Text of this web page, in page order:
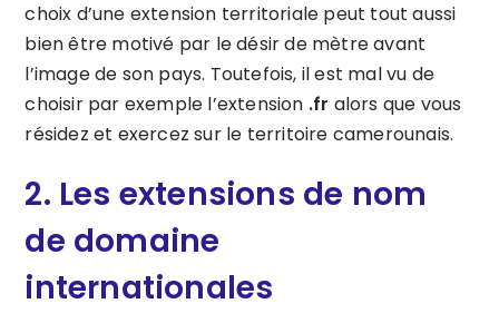
choix d’une extension territoriale peut tout aussi
bien être motivé par le désir de mètre avant
l’image de son pays. Toutefois, il est mal vu de
choisir par exemple l’extension .fr alors que vous
résidez et exercez sur le territoire camerounais.
2. Les extensions de nom
de domaine
internationales